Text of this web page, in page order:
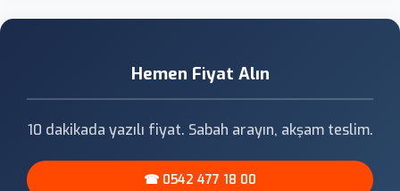
Hemen Fiyat Alın
10 dakikada yazılı fiyat. Sabah arayın, akşam teslim.
☎ 0542 477 18 00